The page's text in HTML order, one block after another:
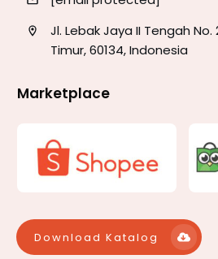
Jl. Lebak Jaya II Tengah
Timur, 60134, Indonesia
Marketplace
Download Katalog